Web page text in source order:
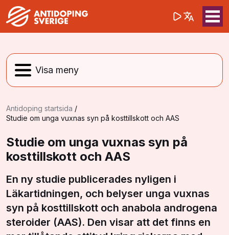
Sök på(opens in a
Antidoping startsida /
Studie om unga vuxnas syn på kosttillskott och AAS
Studie om unga vuxnas syn på
kosttillskott och AAS
En ny studie publicerades nyligen i
Läkartidningen, och belyser unga vuxnas
syn på kosttillskott och anabola androgena
steroider (AAS). Den visar att det finns en